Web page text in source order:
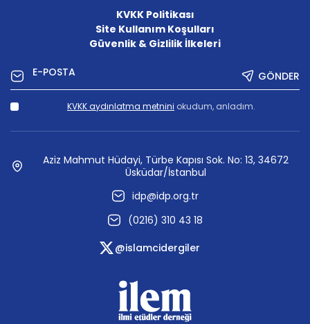
KVKK Politikası
Site Kullanım Koşulları
Güvenlik & Gizlilik İlkeleri
GÖNDER
KVKK aydınlatma metnini okudum, anladım.
Aziz Mahmut Hüdayi, Türbe Kapısı Sok. No: 13, 34672
Üsküdar/İstanbul
idp@idp.org.tr
(0216) 310 43 18
@islamcidergiler